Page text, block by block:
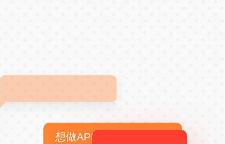
想做APP，但没有技术